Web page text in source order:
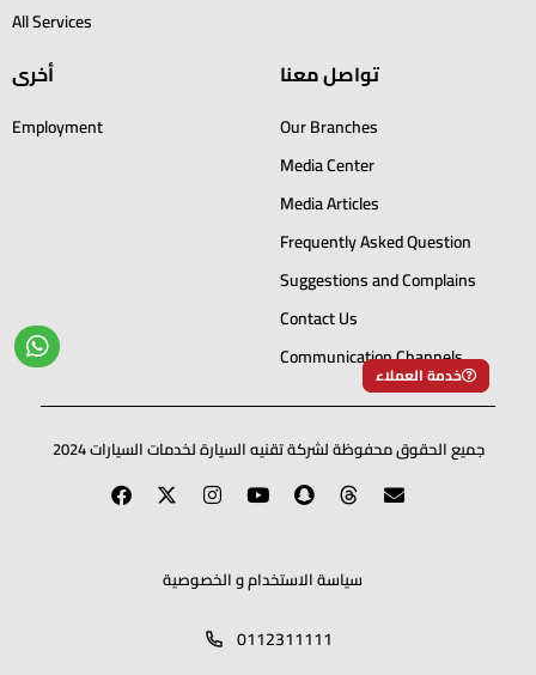
خدمة العملاء
All Services
أخرى
Employment
تواصل معنا
Our Branches
Media Center
Media Articles
Frequently Asked Question
Suggestions and Complains
Contact Us
Communication Channels
جميع الحقوق محفوظة لشركة تقنيه السيارة لخدمات السيارات 2024
سياسة الاستخدام و الخصوصية
0112311111